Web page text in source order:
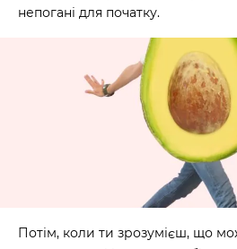
непогані для початку.
Потім, коли ти зрозумієш, що